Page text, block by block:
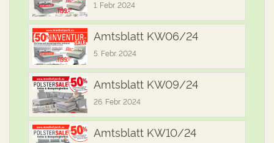
1. Febr. 2024
Amtsblatt KW06/24
5. Febr. 2024
Amtsblatt KW09/24
26. Febr. 2024
Amtsblatt KW10/24